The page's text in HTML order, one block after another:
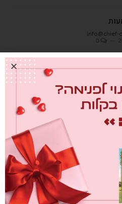
info@chief-
היא לא לחפש אחדות
אלא ללמוד איך לחיות כאן יחד,
עם הוויכוחים"
info@chief-
0